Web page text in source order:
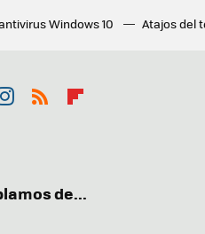
Windows 10 Atajos del
de...